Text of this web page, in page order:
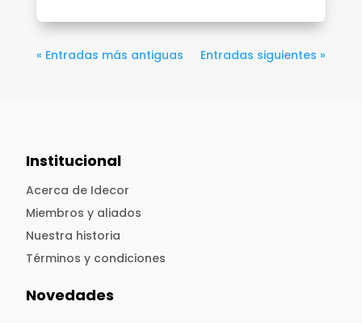
« Entradas más antiguas Entradas siguientes »
Institucional
Acerca de Idecor
Miembros y aliados
Nuestra historia
Términos y condiciones
Novedades